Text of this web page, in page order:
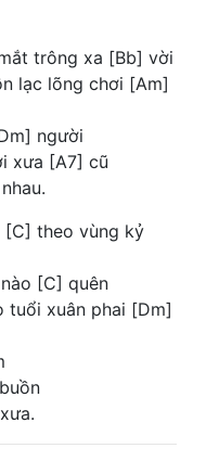
trông xa [Bb] vời
lạc lõng chơi [Am]
người
xưa [A7] cũ
[C] theo vùng kỷ
[C] quên
tuổi xuân phai [Dm]